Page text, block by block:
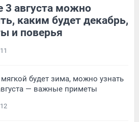
3 августа можно
каким будет декабрь,
и поверья
11
будет зима, можно узнать
— важные приметы
12